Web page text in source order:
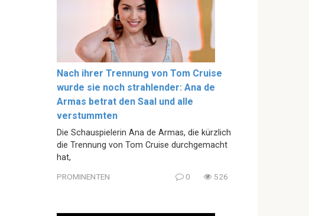
Nach ihrer Trennung von Tom Cruise
wurde sie noch strahlender: Ana de
Armas betrat den Saal und alle
verstummten
Die Schauspielerin Ana de Armas, die kürzlich
die Trennung von Tom Cruise durchgemacht
hat,
PROMINENTEN 0 526